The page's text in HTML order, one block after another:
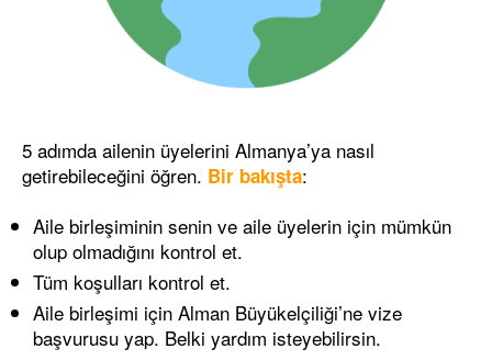
5 adımda ailenin üyelerini Almanya’ya nasıl
getirebileceğini öğren. Bir bakışta:
Aile birleşiminin senin ve aile üyelerin için mümkün
olup olmadığını kontrol et.
Tüm koşulları kontrol et.
Aile birleşimi için Alman Büyükelçiliği’ne vize
başvurusu yap. Belki yardım isteyebilirsin.